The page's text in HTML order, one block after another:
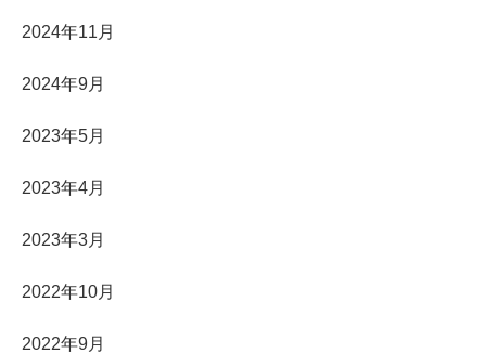
2024年11月
2024年9月
2023年5月
2023年4月
2023年3月
2022年10月
2022年9月